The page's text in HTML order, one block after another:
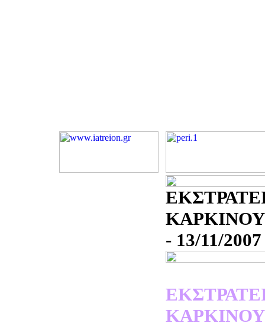
- 13/11/2007